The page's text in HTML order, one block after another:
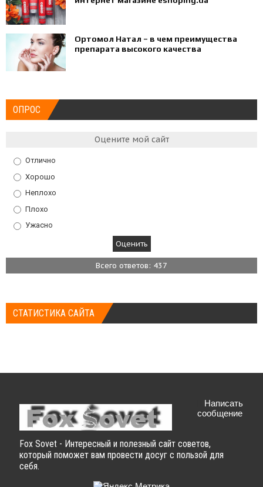
Ортомол Натал – в чем преимущества
препарата высокого качества
ОПРОС
Оцените мой сайт
Отлично
Хорошо
Неплохо
Плохо
Ужасно
Всего ответов: 437
СТАТИСТИКА САЙТА
Fox Sovet - Интересный и полезный сайт советов,
который поможет вам провести досуг с пользой для
себя.
Написать
сообщение